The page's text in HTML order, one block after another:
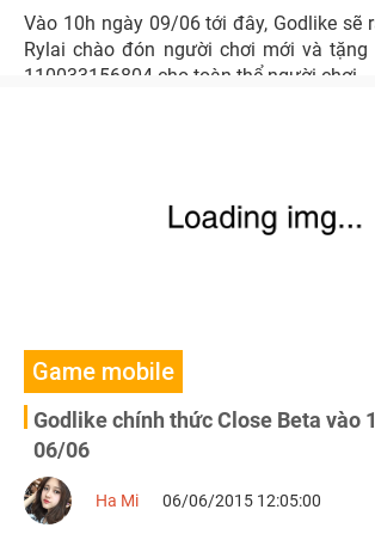
Vào 10h ngày 09/06 tới đây, Godlike sẽ
Rylai chào đón người chơi mới và tặng
110033156804 cho toàn thể người chơi.
Game mobile
Godlike chính thức Close Beta vào
06/06
Ha Mi 06/06/2015 12:05:00